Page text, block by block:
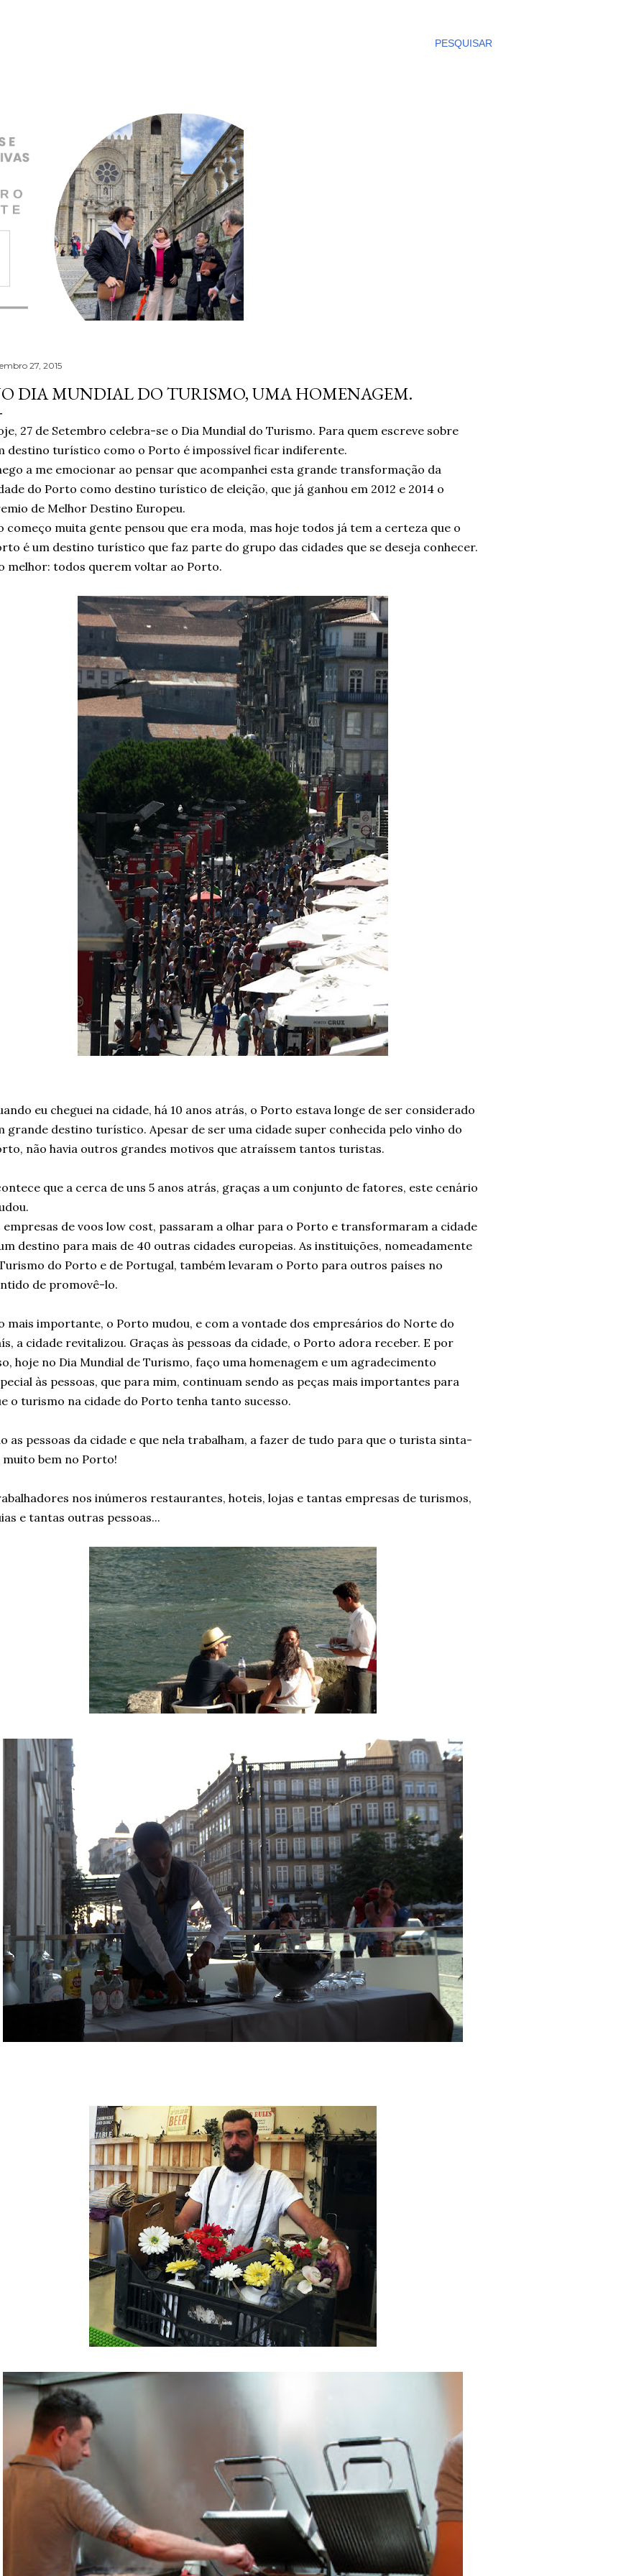
PESQUISAR
27, 2015
DIA MUNDIAL DO TURISMO, UMA HOMENAGEM.
27 de Setembro celebra-se o Dia Mundial do Turismo. Para quem escreve sobre
destino turístico como o Porto é impossível ficar indiferente.
a me emocionar ao pensar que acompanhei esta grande transformação da
do Porto como destino turístico de eleição, que já ganhou em 2012 e 2014 o
de Melhor Destino Europeu.
começo muita gente pensou que era moda, mas hoje todos já tem a certeza que o
é um destino turístico que faz parte do grupo das cidades que se deseja conhecer.
melhor: todos querem voltar ao Porto.
eu cheguei na cidade, há 10 anos atrás, o Porto estava longe de ser considerado
grande destino turístico. Apesar de ser uma cidade super conhecida pelo vinho do
não havia outros grandes motivos que atraíssem tantos turistas.
que a cerca de uns 5 anos atrás, graças a um conjunto de fatores, este cenário
empresas de voos low cost, passaram a olhar para o Porto e transformaram a cidade
destino para mais de 40 outras cidades europeias. As instituições, nomeadamente
do Porto e de Portugal, também levaram o Porto para outros países no
de promovê-lo.
mais importante, o Porto mudou, e com a vontade dos empresários do Norte do
a cidade revitalizou. Graças às pessoas da cidade, o Porto adora receber. E por
hoje no Dia Mundial de Turismo, faço uma homenagem e um agradecimento
às pessoas, que para mim, continuam sendo as peças mais importantes para
o turismo na cidade do Porto tenha tanto sucesso.
as pessoas da cidade e que nela trabalham, a fazer de tudo para que o turista sinta-
muito bem no Porto!
nos inúmeros restaurantes, hoteis, lojas e tantas empresas de turismos,
e tantas outras pessoas...